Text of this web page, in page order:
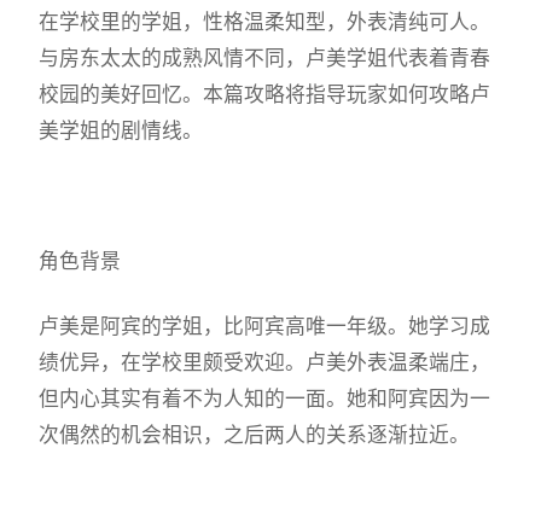
在学校里的学姐，性格温柔知型，外表清纯可人。
与房东太太的成熟风情不同，卢美学姐代表着青春
校园的美好回忆。本篇攻略将指导玩家如何攻略卢
美学姐的剧情线。
角色背景
卢美是阿宾的学姐，比阿宾高唯一年级。她学习成
绩优异，在学校里颇受欢迎。卢美外表温柔端庄，
但内心其实有着不为人知的一面。她和阿宾因为一
次偶然的机会相识，之后两人的关系逐渐拉近。